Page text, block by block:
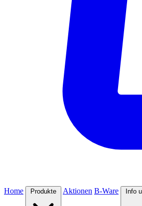
Home Produkte Aktionen B-Ware Info